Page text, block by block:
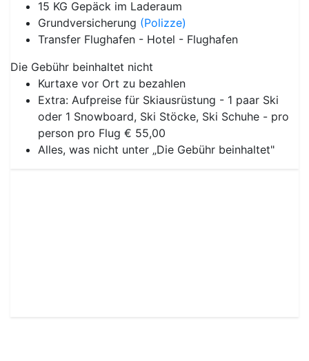
15 KG Gepäck im Laderaum
Grundversicherung (Polizze)
Transfer Flughafen - Hotel - Flughafen
Die Gebühr beinhaltet nicht
Kurtaxe vor Ort zu bezahlen
Extra: Aufpreise für Skiausrüstung - 1 paar Ski
oder 1 Snowboard, Ski Stöcke, Ski Schuhe - pro
person pro Flug € 55,00
Alles, was nicht unter „Die Gebühr beinhaltet"